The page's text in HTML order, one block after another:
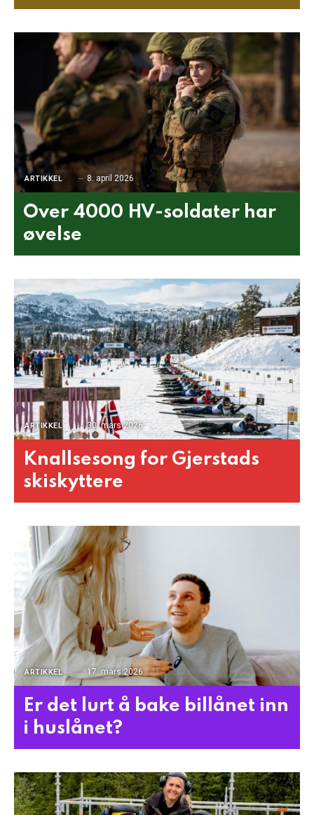
ARTIKKEL 8. april 2026
Over 4000 HV-soldater har
øvelse
ARTIKKEL 30. mars 2026
Knallsesong for Gjerstads
skiskyttere
ARTIKKEL 17. mars 2026
Er det lurt å bake billånet inn
i huslånet?